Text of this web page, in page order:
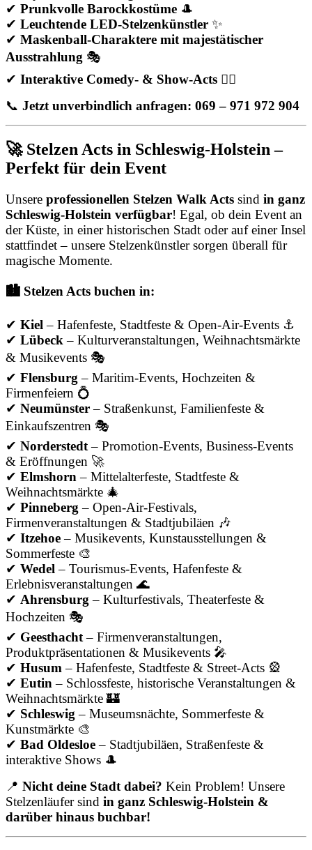
✔ Prunkvolle Barockkostüme 🎩
✔ Leuchtende LED-Stelzenkünstler ✨
✔ Maskenball-Charaktere mit majestätischer
Ausstrahlung 🎭
✔ Interaktive Comedy- & Show-Acts 🤹‍♂️
📞 Jetzt unverbindlich anfragen: 069 – 971 972 904
🚀 Stelzen Acts in Schleswig-Holstein –
Perfekt für dein Event
Unsere professionellen Stelzen Walk Acts sind in ganz
Schleswig-Holstein verfügbar! Egal, ob dein Event an
der Küste, in einer historischen Stadt oder auf einer Insel
stattfindet – unsere Stelzenkünstler sorgen überall für
magische Momente.
🏙️ Stelzen Acts buchen in:
✔ Kiel – Hafenfeste, Stadtfeste & Open-Air-Events ⚓
✔ Lübeck – Kulturveranstaltungen, Weihnachtsmärkte
& Musikevents 🎭
✔ Flensburg – Maritim-Events, Hochzeiten &
Firmenfeiern 💍
✔ Neumünster– Straßenkunst, Familienfeste &
Einkaufszentren 🎭
✔ Norderstedt– Promotion-Events, Business-Events
& Eröffnungen 🚀
✔ Elmshorn – Mittelalterfeste, Stadtfeste &
Weihnachtsmärkte 🎄
✔ Pinneberg – Open-Air-Festivals,
Firmenveranstaltungen & Stadtjubiläen 🎶
✔ Itzehoe– Musikevents, Kunstausstellungen &
Sommerfeste 🎨
✔ Wedel – Tourismus-Events, Hafenfeste &
Erlebnisveranstaltungen 🌊
✔ Ahrensburg – Kulturfestivals, Theaterfeste &
Hochzeiten 🎭
✔ Geesthacht– Firmenveranstaltungen,
Produktpräsentationen & Musikevents 🎤
✔ Husum – Hafenfeste, Stadtfeste & Street-Acts 🎡
✔ Eutin – Schlossfeste, historische Veranstaltungen &
Weihnachtsmärkte 🏰
✔ Schleswig – Museumsnächte, Sommerfeste &
Kunstmärkte 🎨
✔ Bad Oldesloe– Stadtjubiläen, Straßenfeste &
interaktive Shows 🎩
📍 Nicht deine Stadt dabei? Kein Problem! Unsere
Stelzenläufer sind in ganz Schleswig-Holstein &
darüber hinaus buchbar!